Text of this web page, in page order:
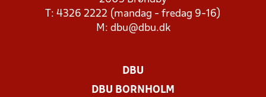
T: 4326 2222 (mandag - fredag 9-16)
M: dbu@dbu.dk
DBU
DBU BORNHOLM